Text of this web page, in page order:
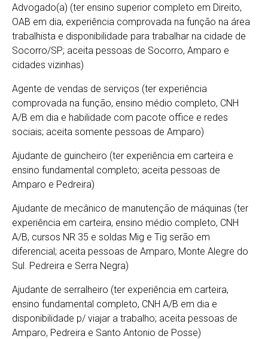
Advogado(a) (ter ensino superior completo em Direito,
OAB em dia, experiência comprovada na função na área
trabalhista e disponibilidade para trabalhar na cidade de
Socorro/SP; aceita pessoas de Socorro, Amparo e
cidades vizinhas)
Agente de vendas de serviços (ter experiência
comprovada na função, ensino médio completo, CNH
A/B em dia e habilidade com pacote office e redes
sociais; aceita somente pessoas de Amparo)
Ajudante de guincheiro (ter experiência em carteira e
ensino fundamental completo; aceita pessoas de
Amparo e Pedreira)
Ajudante de mecânico de manutenção de máquinas (ter
experiência em carteira, ensino médio completo, CNH
A/B, cursos NR 35 e soldas Mig e Tig serão em
diferencial; aceita pessoas de Amparo, Monte Alegre do
Sul. Pedreira e Serra Negra)
Ajudante de serralheiro (ter experiência em carteira,
ensino fundamental completo, CNH A/B em dia e
disponibilidade p/ viajar a trabalho; aceita pessoas de
Amparo, Pedreira e Santo Antonio de Posse)